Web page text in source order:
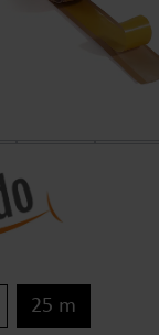
25 m